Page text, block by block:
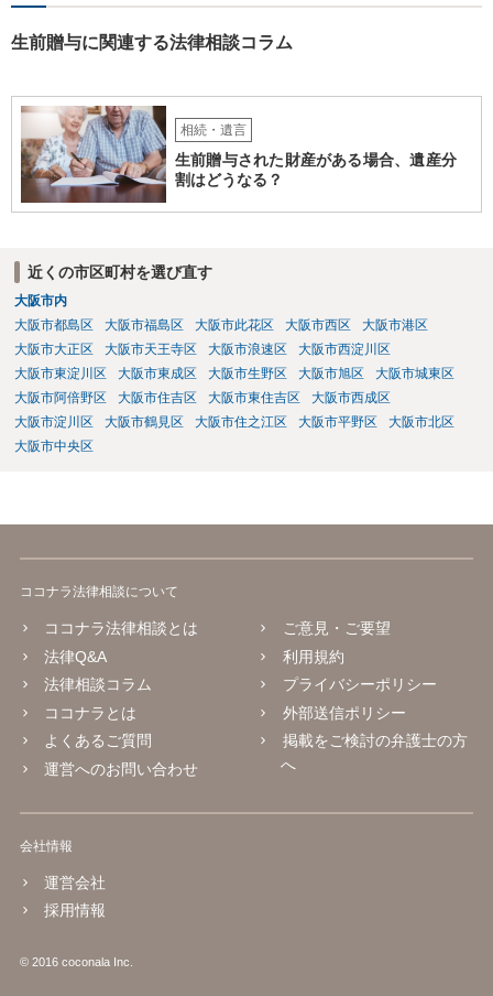
生前贈与に関連する法律相談コラム
相続・遺言
生前贈与された財産がある場合、遺産分
割はどうなる？
近くの市区町村を選び直す
大阪市内
大阪市都島区
大阪市福島区 大阪市此花区 大阪市西区
大阪市港区
大阪市大正区
大阪市天王寺区 大阪市浪速区
大阪市西淀川区
大阪市東淀川区
大阪市東成区 大阪市生野区 大阪市旭区
大阪市城東区
大阪市阿倍野区
大阪市住吉区 大阪市東住吉区
大阪市西成区
大阪市淀川区
大阪市鶴見区 大阪市住之江区 大阪市平野区
大阪市北区
大阪市中央区
ココナラ法律相談について
ココナラ法律相談とは
法律Q&A
法律相談コラム
ココナラとは
よくあるご質問
運営へのお問い合わせ
ご意見・ご要望
利用規約
プライバシーポリシー
外部送信ポリシー
掲載をご検討の弁護士の方
へ
会社情報
運営会社
採用情報
© 2016 coconala Inc.